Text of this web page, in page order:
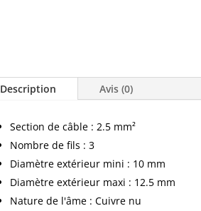
Description Avis (0)
Section de câble : 2.5 mm²
Nombre de fils : 3
Diamètre extérieur mini : 10 mm
Diamètre extérieur maxi : 12.5 mm
Nature de l'âme : Cuivre nu